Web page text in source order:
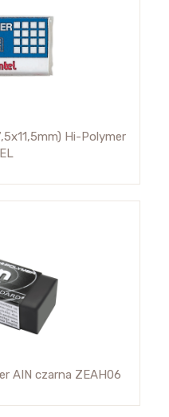
Hi-Polymer
AIN czarna ZEAH06